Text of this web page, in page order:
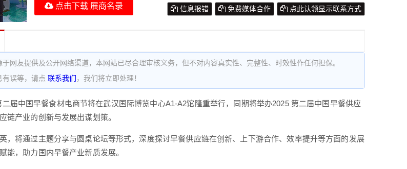
点击下载 展商名录 点此认领显示联系方式
免费媒体合作
信息报错
网友提供及公开网络渠道，本网站已尽合理审核义务，但不对内容真实性、完整性、时效性作任何担保。
有误等，请点 联系我们 ，我们将立即处理！
届中国早餐食材电商节将在武汉国际博览中心A1-A2馆隆重举行，同期将举办2025 第二届中国早餐供应
链产业的创新与发展出谋划策。
，将通过主题分享与圆桌论坛等形式，深度探讨早餐供应链在创新、上下游合作、效率提升等方面的发展
能，助力国内早餐产业新质发展。